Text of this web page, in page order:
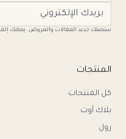
ستصلك جديد المقالات والعروض. يمكنك
المنتجات
كل المنتجات
بلاك آوت
رول